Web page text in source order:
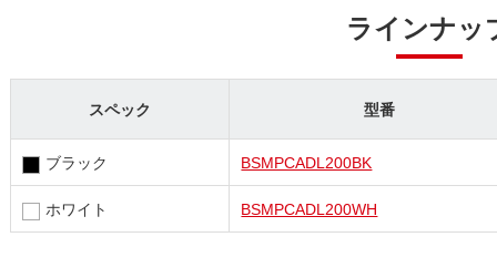
ラインナッ
スペック 型番
ブラック BSMPCADL200BK
ホワイト BSMPCADL200WH